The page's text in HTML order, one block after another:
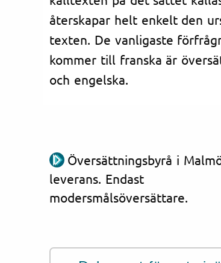
återskapar helt enkelt den
texten. De vanligaste
kommer till franska är
och engelska.
Översättningsbyrå i
leverans. Endast
modersmålsöversättare.